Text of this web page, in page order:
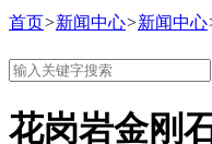
首页>新闻中心>新闻中心
花岗岩金刚